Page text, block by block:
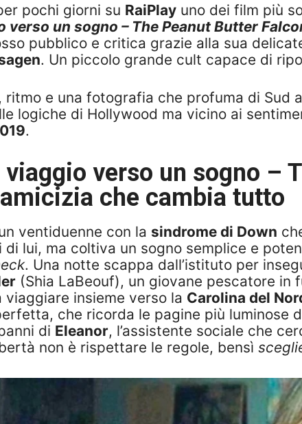
pochi giorni su RaiPlay uno dei film più
verso un sogno – The Peanut Butter
pubblico e critica grazie alla sua
. Un piccolo grande cult capace di
ritmo e una fotografia che profuma di Sud
logiche di Hollywood ma vicino ai
.
viaggio verso un sogno –
che cambia tutto
ventiduenne con la sindrome di Down
lui, ma coltiva un sogno semplice e
. Una notte scappa dall’istituto per
(Shia LaBeouf), un giovane pescatore in
insieme verso la Carolina del
che ricorda le pagine più luminose
di Eleanor, l’assistente sociale che
non è rispettare le regole, bensì